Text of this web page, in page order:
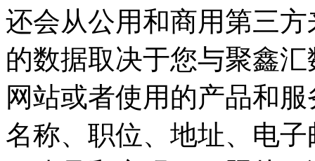
还会从公用和商用第三
的数据取决于您与聚鑫汇
网站或者使用的产品和服务
名称、职位、地址、